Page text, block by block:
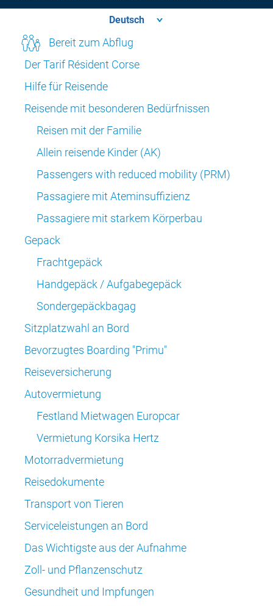
Bereit zum Abflug
Der Tarif Résident Corse
Hilfe für Reisende
Reisende mit besonderen Bedürfnissen
Reisen mit der Familie
Allein reisende Kinder (AK)
Passengers with reduced mobility (PRM)
Passagiere mit Ateminsuffizienz
Passagiere mit starkem Körperbau
Gepack
Frachtgepäck
Handgepäck / Aufgabegepäck
Sondergepäckbagag
Sitzplatzwahl an Bord
Bevorzugtes Boarding "Primu"
Reiseversicherung
Autovermietung
Festland Mietwagen Europcar
Vermietung Korsika Hertz
Motorradvermietung
Reisedokumente
Transport von Tieren
Serviceleistungen an Bord
Das Wichtigste aus der Aufnahme
Zoll- und Pflanzenschutz
Gesundheit und Impfungen